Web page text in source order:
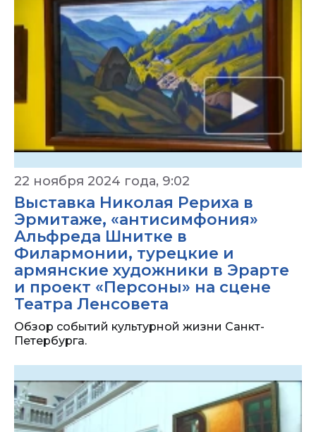
22 ноября 2024 года, 9:02
Выставка Николая Рериха в
Эрмитаже, «антисимфония»
Альфреда Шнитке в
Филармонии, турецкие и
армянские художники в Эрарте
и проект «Персоны» на сцене
Театра Ленсовета
Обзор событий культурной жизни Санкт-
Петербурга.